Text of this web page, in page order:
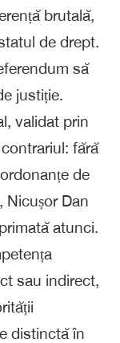
brutală,
de drept.
să
justiție.
validat prin
fără
de
Nicușor Dan
atunci.
sau indirect,
distinctă în